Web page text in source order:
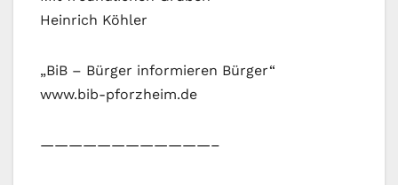
Heinrich Köhler
„BiB – Bürger informieren Bürger“
www.bib-pforzheim.de
————————————–